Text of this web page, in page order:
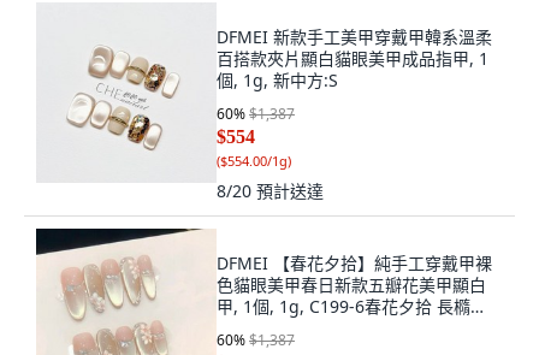
DFMEI 新款手工美甲穿戴甲韓系溫柔
百搭款夾片顯白貓眼美甲成品指甲, 1
個, 1g, 新中方:S
60%$1,387
$554
($554.00/1g)
8/20 預計送達
DFMEI 【春花夕拾】純手工穿戴甲裸
色貓眼美甲春日新款五瓣花美甲顯白
甲, 1個, 1g, C199-6春花夕拾 長橢
圓:XS小小手
60%$1,387